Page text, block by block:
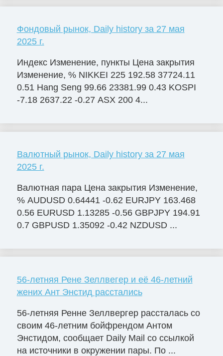
Фондовый рынок, Daily history за 27 мая
2025 г.
Индекс Изменение, пункты Цена закрытия
Изменение, % NIKKEI 225 192.58 37724.11
0.51 Hang Seng 99.66 23381.99 0.43 KOSPI
-7.18 2637.22 -0.27 ASX 200 4...
Валютный рынок, Daily history за 27 мая
2025 г.
Валютная пара Цена закрытия Изменение,
% AUDUSD 0.64441 -0.62 EURJPY 163.468
0.56 EURUSD 1.13285 -0.56 GBPJPY 194.91
0.7 GBPUSD 1.35092 -0.42 NZDUSD ...
56-летняя Рене Зеллвегер и её 46-летний
жених Ант Энстид расстались
56-летняя Ренне Зеллвергер рассталась со
своим 46-летним бойфрендом Антом
Энстидом, сообщает Daily Mail со ссылкой
на источники в окружении пары. По ...